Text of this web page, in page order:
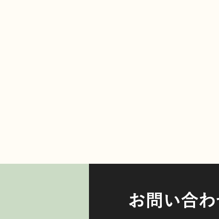
お問い合